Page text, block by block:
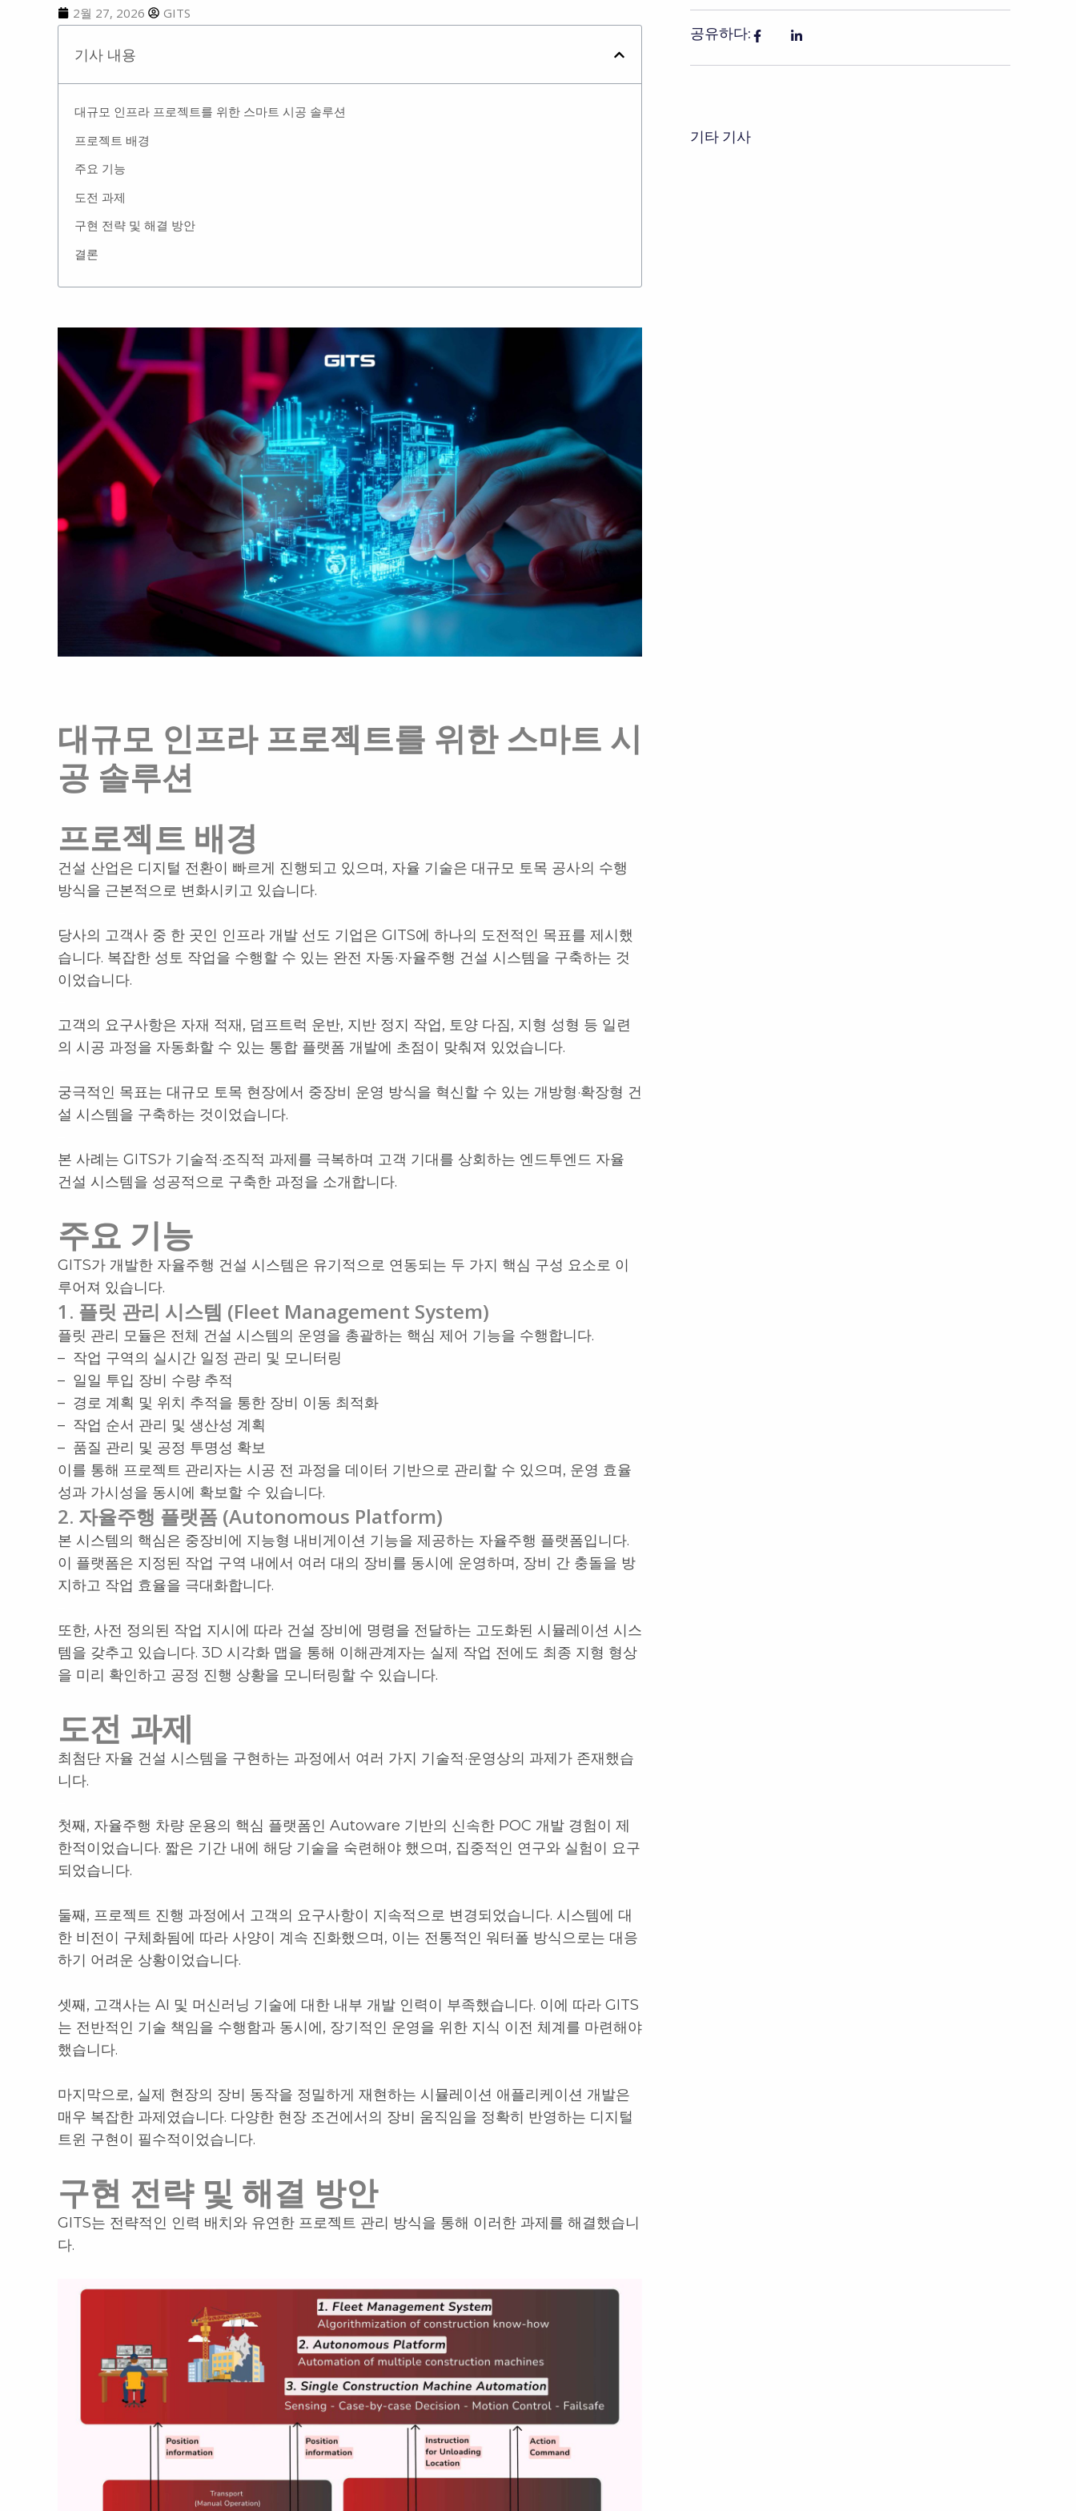
2월 27, 2026 GITS
기사 내용
대규모 인프라 프로젝트를 위한 스마트 시공 솔루션
프로젝트 배경
주요 기능
도전 과제
구현 전략 및 해결 방안
결론
대규모 인프라 프로젝트를 위한 스마트 시
공 솔루션
프로젝트 배경
건설 산업은 디지털 전환이 빠르게 진행되고 있으며, 자율 기술은 대규모 토목 공사의 수행
방식을 근본적으로 변화시키고 있습니다.
당사의 고객사 중 한 곳인 인프라 개발 선도 기업은 GITS에 하나의 도전적인 목표를 제시했
습니다. 복잡한 성토 작업을 수행할 수 있는 완전 자동·자율주행 건설 시스템을 구축하는 것
이었습니다.
고객의 요구사항은 자재 적재, 덤프트럭 운반, 지반 정지 작업, 토양 다짐, 지형 성형 등 일련
의 시공 과정을 자동화할 수 있는 통합 플랫폼 개발에 초점이 맞춰져 있었습니다.
궁극적인 목표는 대규모 토목 현장에서 중장비 운영 방식을 혁신할 수 있는 개방형·확장형 건
설 시스템을 구축하는 것이었습니다.
본 사례는 GITS가 기술적·조직적 과제를 극복하며 고객 기대를 상회하는 엔드투엔드 자율
건설 시스템을 성공적으로 구축한 과정을 소개합니다.
주요 기능
GITS가 개발한 자율주행 건설 시스템은 유기적으로 연동되는 두 가지 핵심 구성 요소로 이
루어져 있습니다.
1. 플릿 관리 시스템 (Fleet Management System)
플릿 관리 모듈은 전체 건설 시스템의 운영을 총괄하는 핵심 제어 기능을 수행합니다.
– 작업 구역의 실시간 일정 관리 및 모니터링
– 일일 투입 장비 수량 추적
– 경로 계획 및 위치 추적을 통한 장비 이동 최적화
– 작업 순서 관리 및 생산성 계획
– 품질 관리 및 공정 투명성 확보
이를 통해 프로젝트 관리자는 시공 전 과정을 데이터 기반으로 관리할 수 있으며, 운영 효율
성과 가시성을 동시에 확보할 수 있습니다.
2. 자율주행 플랫폼 (Autonomous Platform)
본 시스템의 핵심은 중장비에 지능형 내비게이션 기능을 제공하는 자율주행 플랫폼입니다.
이 플랫폼은 지정된 작업 구역 내에서 여러 대의 장비를 동시에 운영하며, 장비 간 충돌을 방
지하고 작업 효율을 극대화합니다.
또한, 사전 정의된 작업 지시에 따라 건설 장비에 명령을 전달하는 고도화된 시뮬레이션 시스
템을 갖추고 있습니다. 3D 시각화 맵을 통해 이해관계자는 실제 작업 전에도 최종 지형 형상
을 미리 확인하고 공정 진행 상황을 모니터링할 수 있습니다.
도전 과제
최첨단 자율 건설 시스템을 구현하는 과정에서 여러 가지 기술적·운영상의 과제가 존재했습
니다.
첫째, 자율주행 차량 운용의 핵심 플랫폼인 Autoware 기반의 신속한 POC 개발 경험이 제
한적이었습니다. 짧은 기간 내에 해당 기술을 숙련해야 했으며, 집중적인 연구와 실험이 요구
되었습니다.
둘째, 프로젝트 진행 과정에서 고객의 요구사항이 지속적으로 변경되었습니다. 시스템에 대
한 비전이 구체화됨에 따라 사양이 계속 진화했으며, 이는 전통적인 워터폴 방식으로는 대응
하기 어려운 상황이었습니다.
셋째, 고객사는 AI 및 머신러닝 기술에 대한 내부 개발 인력이 부족했습니다. 이에 따라 GITS
는 전반적인 기술 책임을 수행함과 동시에, 장기적인 운영을 위한 지식 이전 체계를 마련해야
했습니다.
마지막으로, 실제 현장의 장비 동작을 정밀하게 재현하는 시뮬레이션 애플리케이션 개발은
매우 복잡한 과제였습니다. 다양한 현장 조건에서의 장비 움직임을 정확히 반영하는 디지털
트윈 구현이 필수적이었습니다.
구현 전략 및 해결 방안
GITS는 전략적인 인력 배치와 유연한 프로젝트 관리 방식을 통해 이러한 과제를 해결했습니
다.
공유하다:
기타 기사